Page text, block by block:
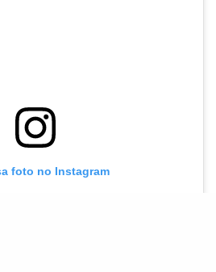
foto no Instagram